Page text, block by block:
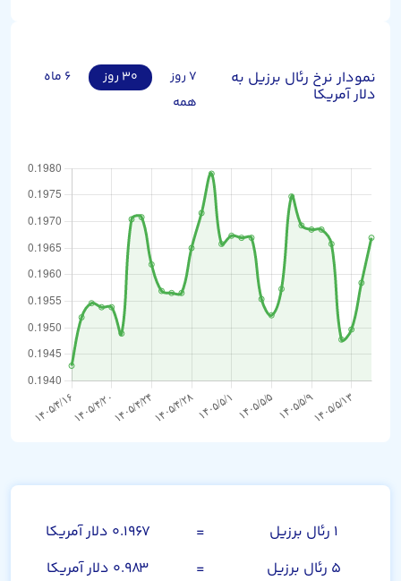
نمودار نرخ رئال برزیل به
دلار آمریکا
۷ روز ۳۰ روز
۶ ماه
همه
۱ رئال برزیل =
۰.۱۹۶۷ دلار آمریکا
۵ رئال برزیل
=
۰.۹۸۳ دلار آمریکا